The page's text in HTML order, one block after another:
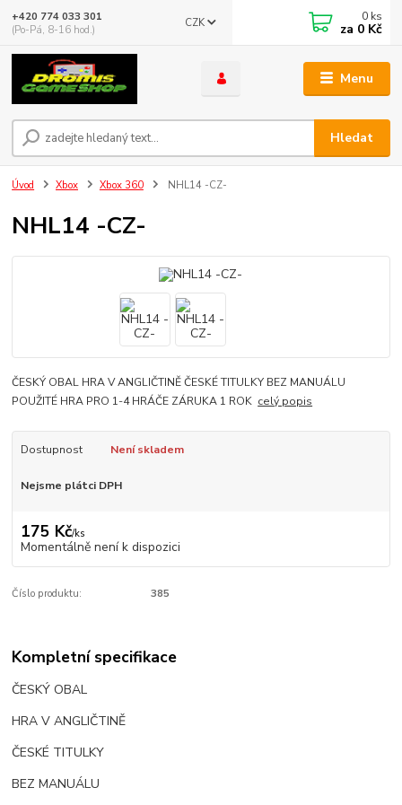
Menu
CZK
Hledat
+420 774 033 301
(Po-Pá, 8-16 hod.)
0 ks
za 0 Kč
Úvod Xbox Xbox 360 NHL14 -CZ-
NHL14 -CZ-
ČESKÝ OBAL HRA V ANGLIČTINĚ ČESKÉ TITULKY BEZ MANUÁLU
POUŽITÉ HRA PRO 1-4 HRÁČE ZÁRUKA 1 ROK celý popis
Dostupnost Není skladem
Nejsme plátci DPH
175 Kč/ks
Momentálně není k dispozici
Číslo produktu: 385
Kompletní specifikace
ČESKÝ OBAL
HRA V ANGLIČTINĚ
ČESKÉ TITULKY
BEZ MANUÁLU